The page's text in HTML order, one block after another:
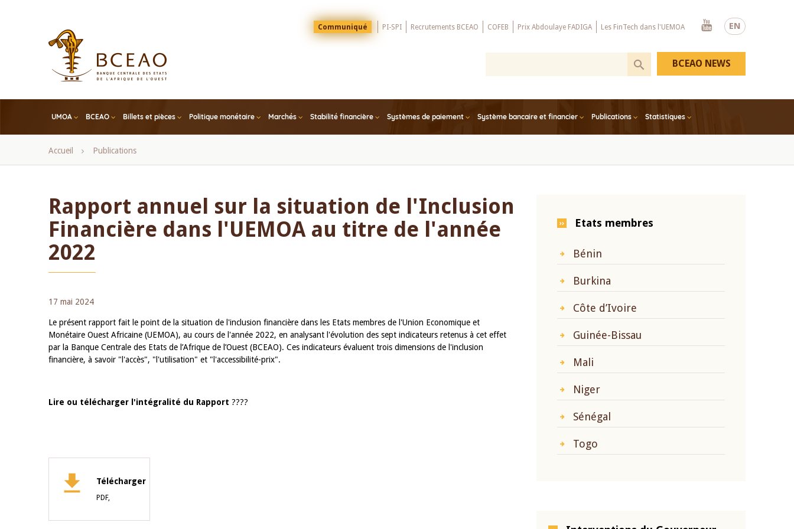
EN
Menu
Top
Communiqué PI-SPI Recrutements BCEAO COFEB Prix Abdoulaye FADIGA Les FinTech dans l'UEMOA
Youtube
UMOA BCEAO Billets et pièces Politique monétaire Marchés Stabilité financière Systèmes de paiement Système bancaire et financier Publications Statistiques
BCEAO NEWS
Fil
Accueil Publications
Rapport annuel sur la situation de l'Inclusion
Financière dans l'UEMOA au titre de l'année
2022
17 mai 2024
Le présent rapport fait le point de la situation de l'inclusion financière dans les Etats membres de l'Union Economique et
Monétaire Ouest Africaine (UEMOA), au cours de l'année 2022, en analysant l'évolution des sept indicateurs retenus à cet effet
par la Banque Centrale des Etats de l’Afrique de l’Ouest (BCEAO). Ces indicateurs évaluent trois dimensions de l'inclusion
financière, à savoir "l'accès", "l'utilisation" et "l'accessibilité-prix".
Lire ou télécharger l'intégralité du Rapport ????
Télécharger
PDF,
Etats membres
Bénin
Burkina
Côte d’Ivoire
Guinée-Bissau
Mali
Niger
Sénégal
Togo